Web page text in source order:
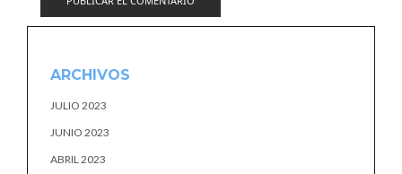
ARCHIVOS
JULIO 2023
JUNIO 2023
ABRIL 2023